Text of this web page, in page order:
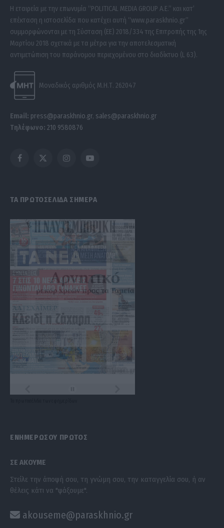
Η εταιρεία με την επωνυμία “POLITICAL MEDIA GROUP A.E.” και κατ’
επέκταση η ιστοσελίδα που κατέχει αυτή “www.paraskhnio.gr”
συμμορφώνονται με τη Σύσταση (ΕΕ) 2018/334 της Επιτροπής της 1ης
Μαρτίου 2018 σχετικά με τα μέτρα για την αποτελεσματική
αντιμετώπιση του παράνομου περιεχομένου στο διαδίκτυο (L 63).
Μοναδικός αριθμός Μ.Η.Τ. 262047
Email: press@paraskhnio.gr, sales@paraskhnio.gr
Τηλέφωνο: 210 9580876
Facebook
X
InstagramYouTube
ΤΑ ΠΡΩΤΟΣΕΛΙΔΑ ΣΗΜΕΡΑ
ΕΝΗΜΕΡΩΣΟΥ ΠΡΩΤΟΣ
ΣΕ ΑΚΟΥΜΕ
Στείλε την άποψή σου, τη γνώμη σου, την καταγγελία σου, ή αν
θέλεις κάτι να "ψάξουμε".
akouseme@paraskhnio.gr